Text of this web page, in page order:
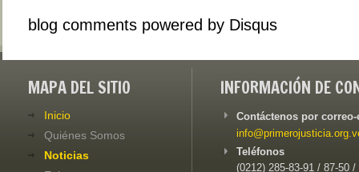
blog comments powered by Disqus
MAPA DEL SITIO
Inicio
Quiénes Somos
Noticias
INFORMACIÓN DE
Contáctenos por
Teléfonos
(0212) 285-83-91 / 87-50 /